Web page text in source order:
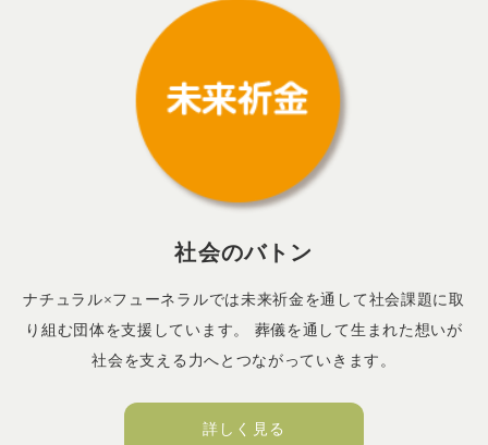
社会のバトン
ナチュラル×フューネラルでは未来祈金を通して社会課題に取
り組む団体を支援しています。 葬儀を通して生まれた想いが
社会を支える力へとつながっていきます。
詳しく見る